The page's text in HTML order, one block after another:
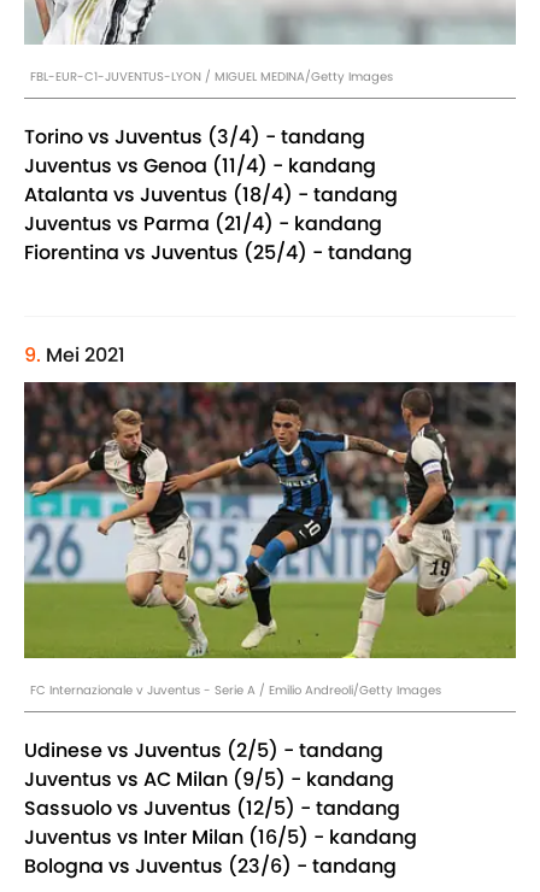
FBL-EUR-C1-JUVENTUS-LYON / MIGUEL MEDINA/Getty Images
Torino vs Juventus (3/4) - tandang
Juventus vs Genoa (11/4) - kandang
Atalanta vs Juventus (18/4) - tandang
Juventus vs Parma (21/4) - kandang
Fiorentina vs Juventus (25/4) - tandang
9. Mei 2021
FC Internazionale v Juventus - Serie A / Emilio Andreoli/Getty Images
Udinese vs Juventus (2/5) - tandang
Juventus vs AC Milan (9/5) - kandang
Sassuolo vs Juventus (12/5) - tandang
Juventus vs Inter Milan (16/5) - kandang
Bologna vs Juventus (23/6) - tandang